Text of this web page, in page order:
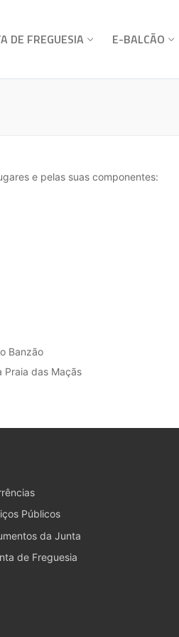
DE FREGUESIA E-BALCÃO
e pelas suas componentes:
Banzão
Praia das Maçãs
Públicos
da Junta
de Freguesia